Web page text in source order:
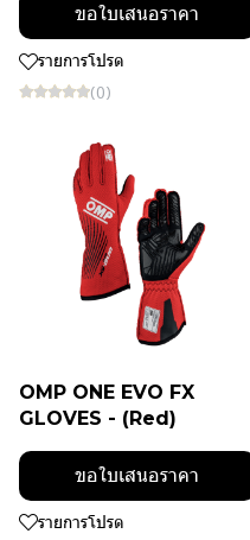
ขอใบเสนอราคา
รายการโปรด
(0)
OMP ONE EVO FX
GLOVES - (Red)
ขอใบเสนอราคา
รายการโปรด